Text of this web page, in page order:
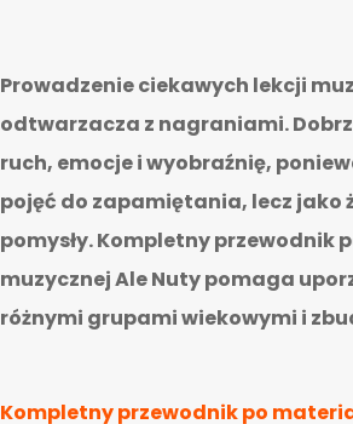
Prowadzenie ciekawych lekcji
odtwarzacza z nagraniami.
ruch, emocje i wyobraźnię,
pojęć do zapamiętania, lecz jako
pomysły. Kompletny przewodnik
muzycznej Ale Nuty pomaga
różnymi grupami wiekowymi i
Kompletny przewodnik po